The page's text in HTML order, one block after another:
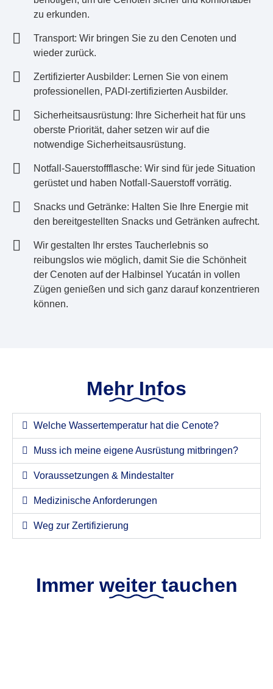
zu erkunden.
Transport: Wir bringen Sie zu den Cenoten und
wieder zurück.
Zertifizierter Ausbilder: Lernen Sie von einem
professionellen, PADI-zertifizierten Ausbilder.
Sicherheitsausrüstung: Ihre Sicherheit hat für uns
oberste Priorität, daher setzen wir auf die
notwendige Sicherheitsausrüstung.
Notfall-Sauerstoffflasche: Wir sind für jede Situation
gerüstet und haben Notfall-Sauerstoff vorrätig.
Snacks und Getränke: Halten Sie Ihre Energie mit
den bereitgestellten Snacks und Getränken aufrecht.
Wir gestalten Ihr erstes Taucherlebnis so
reibungslos wie möglich, damit Sie die Schönheit
der Cenoten auf der Halbinsel Yucatán in vollen
Zügen genießen und sich ganz darauf konzentrieren
können.
Mehr Infos
Welche Wassertemperatur hat die Cenote?
Muss ich meine eigene Ausrüstung mitbringen?
Voraussetzungen & Mindestalter
Medizinische Anforderungen
Weg zur Zertifizierung
Immer weiter tauchen